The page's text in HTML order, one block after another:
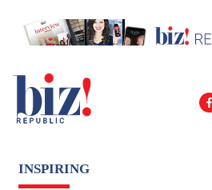
INSPIRING